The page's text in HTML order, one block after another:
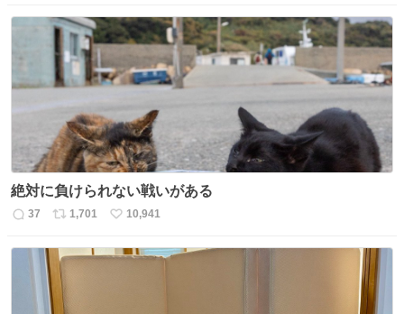
数
ス
ト
数
ね
数
絶対に負けられない戦いがある
返
37
リ
ス
ト
数
1,701
い
ね
10,941